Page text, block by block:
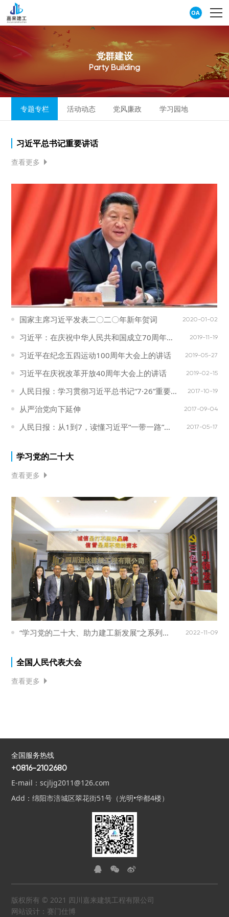
OA
党群建设
Party Building
专题专栏 活动动态 党风廉政 学习园地
习近平总书记重要讲话
查看更多 
国家主席习近平发表二〇二〇年新年贺词 2020-01-02
习近平：在庆祝中华人民共和国成立70周年大
会上的讲话
2019-11-19
习近平在纪念五四运动100周年大会上的讲话 2019-05-27
习近平在庆祝改革开放40周年大会上的讲话 2019-02-15
人民日报：学习贯彻习近平总书记“7·26”重要
讲话精神系列评论
2017-10-19
从严治党向下延伸 2017-09-04
人民日报：从1到7，读懂习近平“一带一路”演
2017-05-17
学习党的二十大
查看更多 
“学习党的二十大、助力建工新发展”之系列三
2022-11-09
全国人民代表大会
查看更多 
  
全国服务热线
+0816-2102680
E-mail：scjljg2011@126.com
Add：绵阳市涪城区翠花街51号（光明•华都4楼）
版权所有 © 2021 四川嘉来建筑工程有限公司
网站设计：赛门仕博